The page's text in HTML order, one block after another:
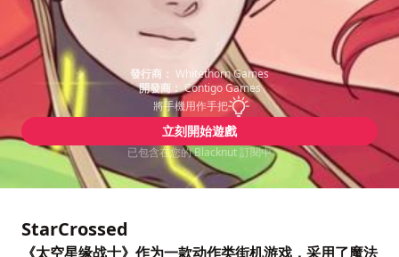
發行商： Whitethorn Games
開發商：Contigo Games
將手機用作手把
立刻開始遊戲
已包含在您的 Blacknut 訂閱中
StarCrossed
《太空星缘战士》作为一款动作类街机游戏，采用了魔法